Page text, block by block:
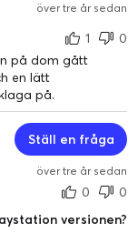
dig till en
Det
över tre år sedan
1
0
på dom gått
en lätt
på.
Ställ en fråga
över tre år sedan
0
0
versionen?